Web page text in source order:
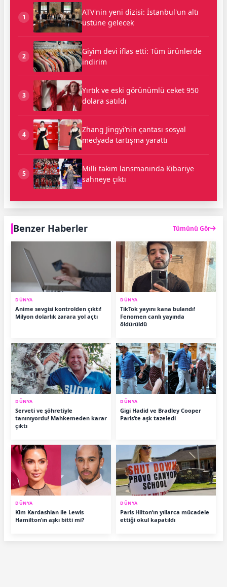
1
ATV'nin yeni dizisi: İstanbul'un altı
üstüne gelecek
2
Giyim devi iflas etti: Tüm ürünlerde
indirim
3
Yırtık ve eski görünümlü ceket 950
dolara satıldı
4
Zhang Jingyi’nin çantası sosyal
medyada tartışma yarattı
5
Milli takım lansmanında Kibariye
sahneye çıktı
Benzer Haberler Tümünü Gör
DÜNYA
Anime sevgisi kontrolden çıktı!
Milyon dolarlık zarara yol açtı
DÜNYA
TikTok yayını kana bulandı!
Fenomen canlı yayında
öldürüldü
DÜNYA
Serveti ve şöhretiyle
tanınıyordu! Mahkemeden karar
çıktı
DÜNYA
Gigi Hadid ve Bradley Cooper
Paris’te aşk tazeledi
DÜNYA
Kim Kardashian ile Lewis
Hamilton’ın aşkı bitti mi?
DÜNYA
Paris Hilton’ın yıllarca mücadele
ettiği okul kapatıldı